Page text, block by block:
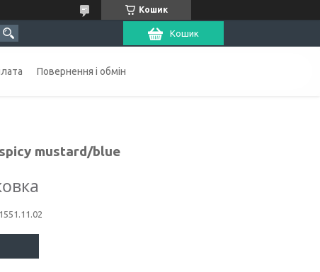
Кошик
Кошик
Повернення і обмін
mustard/blue
1551.11.02